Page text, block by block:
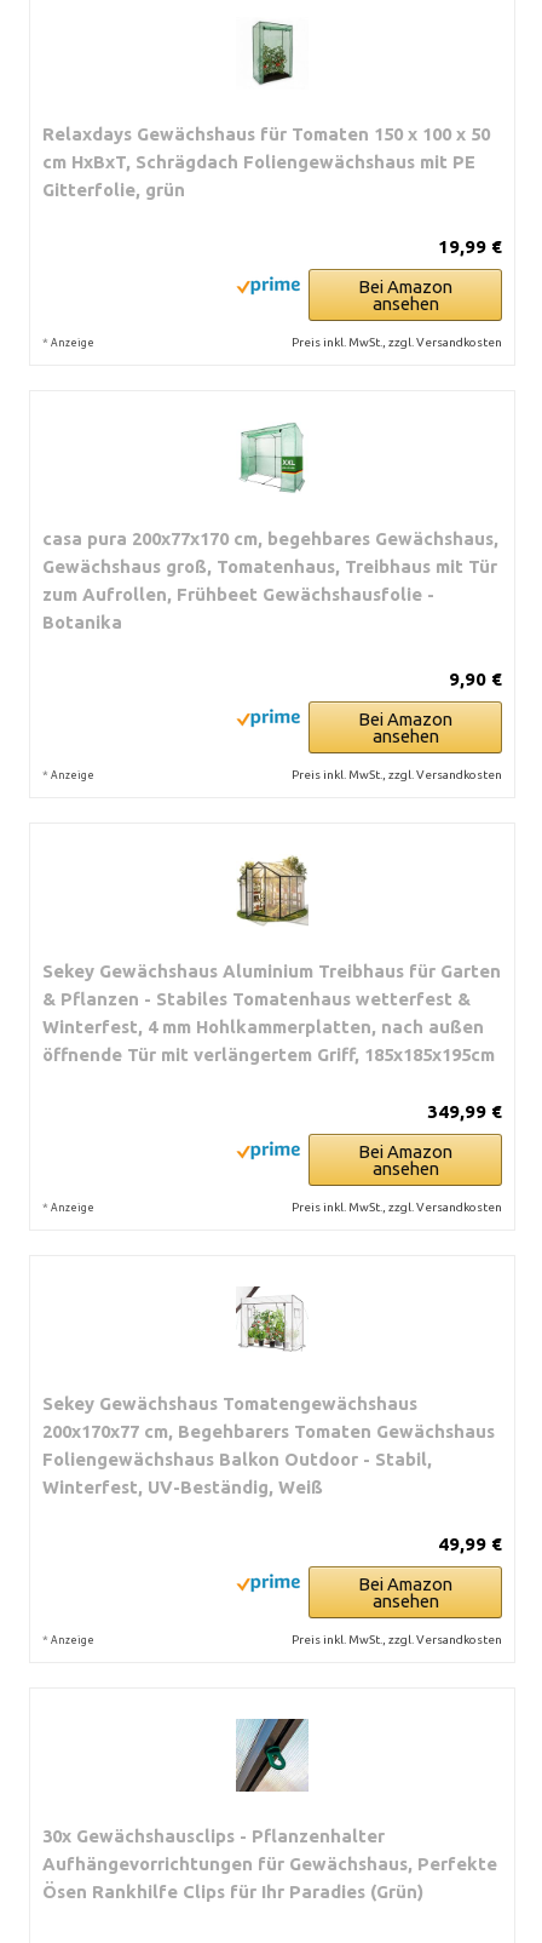
Relaxdays Gewächshaus für Tomaten 150 x 100 x 50
cm HxBxT, Schrägdach Foliengewächshaus mit PE
Gitterfolie, grün
19,99 €
Bei Amazon
ansehen
* Anzeige Preis inkl. MwSt., zzgl. Versandkosten
casa pura 200x77x170 cm, begehbares Gewächshaus,
Gewächshaus groß, Tomatenhaus, Treibhaus mit Tür
zum Aufrollen, Frühbeet Gewächshausfolie -
Botanika
9,90 €
Bei Amazon
ansehen
* Anzeige Preis inkl. MwSt., zzgl. Versandkosten
Sekey Gewächshaus Aluminium Treibhaus für Garten
& Pflanzen - Stabiles Tomatenhaus wetterfest &
Winterfest, 4 mm Hohlkammerplatten, nach außen
öffnende Tür mit verlängertem Griff, 185x185x195cm
349,99 €
Bei Amazon
ansehen
* Anzeige Preis inkl. MwSt., zzgl. Versandkosten
Sekey Gewächshaus Tomatengewächshaus
200x170x77 cm, Begehbarers Tomaten Gewächshaus
Foliengewächshaus Balkon Outdoor - Stabil,
Winterfest, UV-Beständig, Weiß
49,99 €
Bei Amazon
ansehen
* Anzeige Preis inkl. MwSt., zzgl. Versandkosten
30x Gewächshausclips - Pflanzenhalter
Aufhängevorrichtungen für Gewächshaus, Perfekte
Ösen Rankhilfe Clips für Ihr Paradies (Grün)